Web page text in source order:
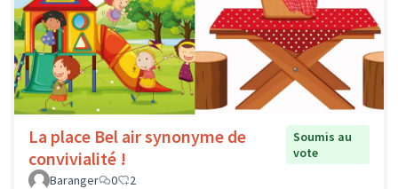
La place Bel air synonyme de
convivialité !
Soumis au
vote
Baranger
0 2